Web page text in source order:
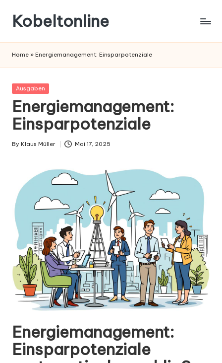
content
Kobeltonline
Home » Energiemanagement: Einsparpotenziale
Posted
Ausgaben
Energiemanagement:
Einsparpotenziale
Posted
By Klaus Müller Mai 17, 2025
Energiemanagement:
Einsparpotenziale